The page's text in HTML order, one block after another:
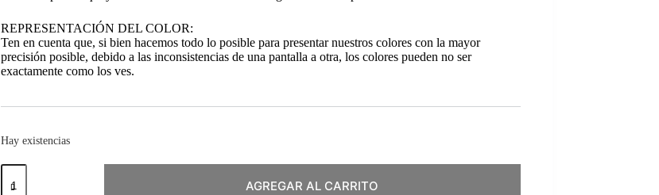
REPRESENTACIÓN DEL COLOR:
Ten en cuenta que, si bien hacemos todo lo posible para presentar nuestros colores con la mayor
precisión posible, debido a las inconsistencias de una pantalla a otra, los colores pueden no ser
exactamente como los ves.
Hay existencias
Esmalte
Permanente
AGREGAR AL CARRITO